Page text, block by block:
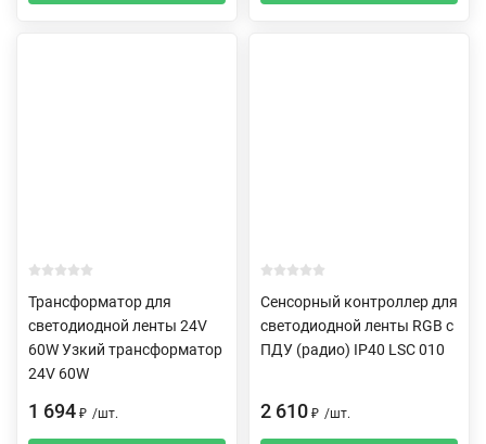
Трансформатор для
светодиодной ленты 24V
60W Узкий трансформатор
24V 60W
1 694 ₽ /шт.
Сенсорный контроллер для
светодиодной ленты RGB с
ПДУ (радио) IP40 LSC 010
2 610 ₽ /шт.